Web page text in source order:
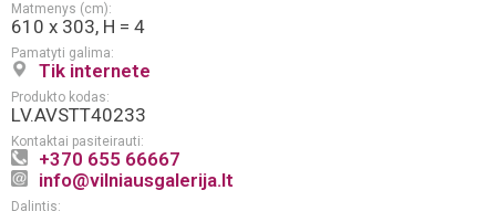
Matmenys (cm):
610 x 303, H = 4
Pamatyti galima:
Tik internete
Produkto kodas:
LV.AVSTT40233
Kontaktai pasiteirauti:
+370 655 66667
info@vilniausgalerija.lt
Dalintis: